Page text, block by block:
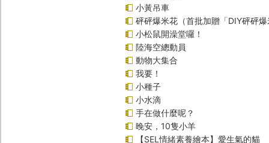
小黃吊車
砰砰爆米花（首批加贈「DIY砰砰
小松鼠開澡堂囉！
陸海空總動員
動物大集合
我要！
小種子
小水滴
手在做什麼呢？
晚安，10隻小羊
【SEL情緒素養繪本】愛生氣的貓